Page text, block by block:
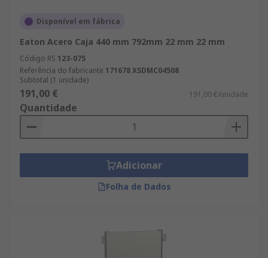
Disponível em fábrica
Eaton Acero Caja 440 mm 792mm 22 mm 22 mm
Código RS 123-075
Referência do fabricante 171678 XSDMC04508
Subtotal (1 unidade)
191,00 € 191,00 €/unidade
Quantidade
Adicionar
Folha de Dados